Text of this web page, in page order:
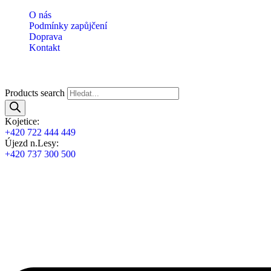
O nás
Podmínky zapůjčení
Doprava
Kontakt
Products search
Kojetice:
+420 722 444 449
Újezd n.Lesy:
+420 737 300 500